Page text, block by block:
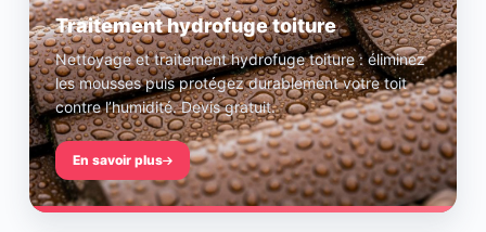
Traitement hydrofuge toiture
Nettoyage et traitement hydrofuge toiture : éliminez
les mousses puis protégez durablement votre toit
contre l’humidité. Devis gratuit.
En savoir plus